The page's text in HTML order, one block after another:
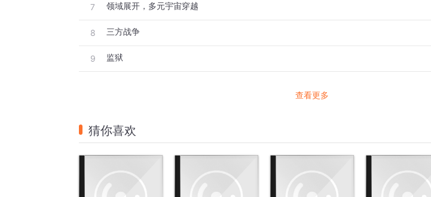
7 领域展开，多元宇宙穿越
8 三方战争
9 监狱
查看更多
猜你喜欢